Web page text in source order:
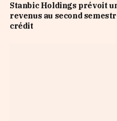
Stanbic Holdings prévoit
revenus au second
crédit